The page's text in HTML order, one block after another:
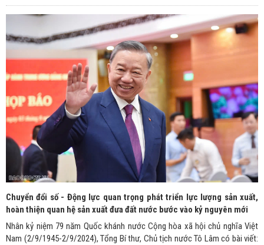
Chuyển đổi số - Động lực quan trọng phát triển lực lượng sản xuất,
hoàn thiện quan hệ sản xuất đưa đất nước bước vào kỷ nguyên mới
Nhân kỷ niệm 79 năm Quốc khánh nước Cộng hòa xã hội chủ nghĩa Việt
Nam (2/9/1945-2/9/2024), Tổng Bí thư, Chủ tịch nước Tô Lâm có bài viết: